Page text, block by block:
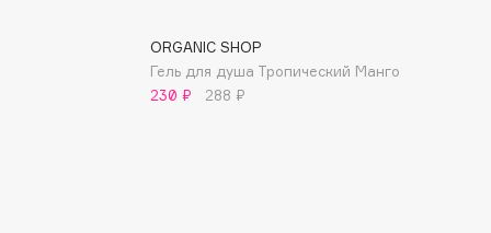
ORGANIC SHOP
Гель для душа Тропический Манго
230 ₽
288 ₽